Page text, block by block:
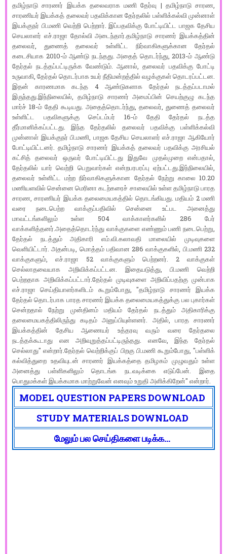
தமிழ்நாடு சாரணர் இயக்க தலைவராக மணி தேர்வு | தமிழ்நாடு சாரண,
சாரணியர் இயக்கத் தலைவர் பதவிக்கான தேர்தலில் பள்ளிக்கல்வி முன்னாள்
இயக்குநர் பி.மணி வெற்றி பெற்றார். இப்பதவிக்கு போட்டியிட்ட பாஜக தேசிய
செயலாளர் எச்.ராஜா தோல்வி அடைந்தார்.தமிழ்நாடு சாரணர் இயக்கத்தின்
தலைவர், துணைத் தலைவர் உள்ளிட்ட நிர்வாகிகளுக்கான தேர்தல்
கடைசியாக 2010-ம் ஆண்டு நடந்தது. அதைத் தொடர்ந்து, 2013-ம் ஆண்டு
தேர்தல் நடத்தப்பட்டிருக்க வேண்டும். ஆனால், தலைவர் பதவிக்கு போட்டி
உருவாகி, தேர்தல் தொடர்பாக உயர் நீதிமன்றத்தில் வழக்குகள் தொடரப்பட்டன.
இதன் காரணமாக கடந்த 4 ஆண்டுகளாக தேர்தல் நடத்தப்படாமல்
இருந்தது.இந்நிலையில், தமிழ்நாடு சாரணர் அமைப்பின் செயற்குழு கடந்த
மார்ச் 18-ம் தேதி கூடியது. அதைத்தொடர்ந்து, தலைவர், துணைத் தலைவர்
உள்ளிட்ட பதவிகளுக்கு செப்டம்பர் 16-ம் தேதி தேர்தல் நடத்த
தீர்மானிக்கப்பட்டது. இந்த தேர்தலில் தலைவர் பதவிக்கு பள்ளிக்கல்வி
முன்னாள் இயக்குநர் பி.மணி, பாஜக தேசிய செயலாளர் எச்.ராஜா ஆகியோர்
போட்டியிட்டனர். தமிழ்நாடு சாரணர் இயக்கத் தலைவர் பதவிக்கு அரசியல்
கட்சித் தலைவர் ஒருவர் போட்டியிட்டது இதுவே முதல்முறை என்பதால்,
தேர்தலில் யார் வெற்றி பெறுவார்கள் என்றபரபரப்பு ஏற்பட்டது.இந்நிலையில்,
தலைவர் உள்ளிட்ட மற்ற நிர்வாகிகளுக்கான தேர்தல் நேற்று காலை 10.20
மணியளவில் சென்னை மெரினா கடற்கரைச் சாலையில் உள்ள தமிழ்நாடு பாரத
சாரண, சாரணியர் இயக்க தலைமையகத்தில் தொடங்கியது. மதியம் 2 மணி
வரை நடைபெற்ற வாக்குப்பதிவில் சென்னை உட்பட அனைத்து
மாவட்டங்களிலும் உள்ள 504 வாக்காளர்களில் 286 பேர்
வாக்களித்தனர்.அதைத்தொடர்ந்து வாக்குகளை எண்ணும் பணி நடைபெற்று,
தேர்தல் நடத்தும் அதிகாரி எம்.வி.கலாவதி மாலையில் முடிவுகளை
வெளியிட்டார். அதன்படி, மொத்தம் பதிவான 286 வாக்குகளில், பி.மணி 232
வாக்குகளும், எச்.ராஜா 52 வாக்குகளும் பெற்றனர். 2 வாக்குகள்
செல்லாதவையாக அறிவிக்கப்பட்டன. இதையடுத்து, பி.மணி வெற்றி
பெற்றதாக அறிவிக்கப்பட்டார்.தேர்தல் முடிவுகளை அறிவிப்பதற்கு முன்பாக
எச்.ராஜா செய்தியாளர்களிடம் கூறும்போது, "தமிழ்நாடு சாரணர் இயக்க
தேர்தல் தொடர்பாக பாரத சாரணர் இயக்க தலைமையகத்துக்கு பல புகார்கள்
சென்றதால் நேற்று முன்தினம் மதியம் தேர்தல் நடத்தும் அதிகாரிக்கு
தலைமையகத்திலிருந்து கடிதம் அனுப்பியுள்ளனர். அதில், பாரத சாரணர்
இயக்கத்தின் தேசிய ஆணையர் உத்தரவு வரும் வரை தேர்தலை
நடத்தக்கூடாது என அறிவுறுத்தப்பட்டிருந்தது. எனவே, இந்த தேர்தல்
செல்லாது" என்றார்.தேர்தல் வெற்றிக்குப் பிறகு பி.மணி கூறும்போது, "பள்ளிக்
கல்வித்துறை உதவியுடன் சாரணர் இயக்கத்தை தமிழகம் முழுவதும் உள்ள
அனைத்து பள்ளிகளிலும் தொடங்க நடவடிக்கை எடுப்பேன். இதை
பொதுமக்கள் இயக்கமாக மாற்றுவேன் எனவும் உறுதி அளிக்கிறேன்" என்றார்.
MODEL QUESTION PAPERS DOWNLOAD
STUDY MATERIALS DOWNLOAD
மேலும் பல செய்திகளை படிக்க...